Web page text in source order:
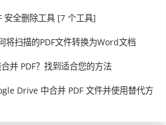
安全删除工具 [7 个工具]
将扫描的PDF文件转换为Word文档
并 PDF？找到适合您的方法
Drive 中合并 PDF 文件并使用替代方